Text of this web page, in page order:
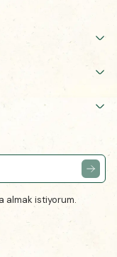
almak istiyorum.